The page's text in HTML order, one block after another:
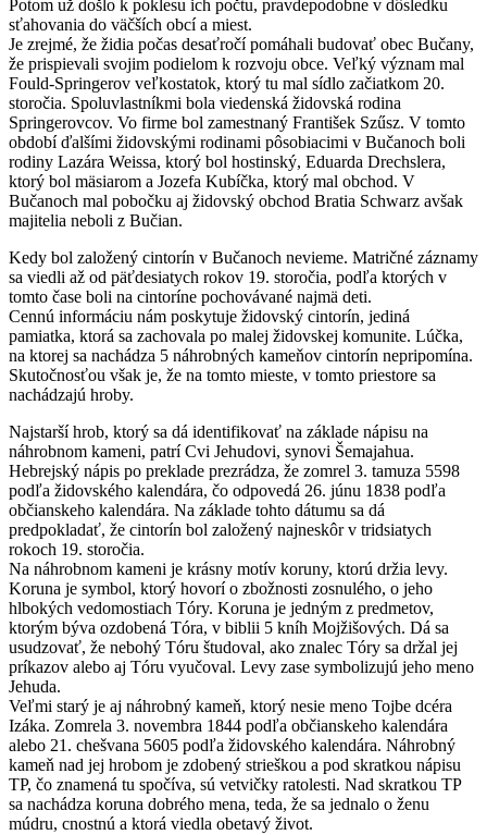
Potom už došlo k poklesu ich počtu, pravdepodobne v dôsledku
sťahovania do väčších obcí a miest.
Je zrejmé, že židia počas desaťročí pomáhali budovať obec Bučany,
že prispievali svojim podielom k rozvoju obce. Veľký význam mal
Fould-Springerov veľkostatok, ktorý tu mal sídlo začiatkom 20.
storočia. Spoluvlastníkmi bola viedenská židovská rodina
Springerovcov. Vo firme bol zamestnaný František Szűsz. V tomto
období ďalšími židovskými rodinami pôsobiacimi v Bučanoch boli
rodiny Lazára Weissa, ktorý bol hostinský, Eduarda Drechslera,
ktorý bol mäsiarom a Jozefa Kubíčka, ktorý mal obchod. V
Bučanoch mal pobočku aj židovský obchod Bratia Schwarz avšak
majitelia neboli z Bučian.
Kedy bol založený cintorín v Bučanoch nevieme. Matričné záznamy
sa viedli až od päťdesiatych rokov 19. storočia, podľa ktorých v
tomto čase boli na cintoríne pochovávané najmä deti.
Cennú informáciu nám poskytuje židovský cintorín, jediná
pamiatka, ktorá sa zachovala po malej židovskej komunite. Lúčka,
na ktorej sa nachádza 5 náhrobných kameňov cintorín nepripomína.
Skutočnosťou však je, že na tomto mieste, v tomto priestore sa
nachádzajú hroby.
Najstarší hrob, ktorý sa dá identifikovať na základe nápisu na
náhrobnom kameni, patrí Cvi Jehudovi, synovi Šemajahua.
Hebrejský nápis po preklade prezrádza, že zomrel 3. tamuza 5598
podľa židovského kalendára, čo odpovedá 26. júnu 1838 podľa
občianskeho kalendára. Na základe tohto dátumu sa dá
predpokladať, že cintorín bol založený najneskôr v tridsiatych
rokoch 19. storočia.
Na náhrobnom kameni je krásny motív koruny, ktorú držia levy.
Koruna je symbol, ktorý hovorí o zbožnosti zosnulého, o jeho
hlbokých vedomostiach Tóry. Koruna je jedným z predmetov,
ktorým býva ozdobená Tóra, v biblii 5 kníh Mojžišových. Dá sa
usudzovať, že nebohý Tóru študoval, ako znalec Tóry sa držal jej
príkazov alebo aj Tóru vyučoval. Levy zase symbolizujú jeho meno
Jehuda.
Veľmi starý je aj náhrobný kameň, ktorý nesie meno Tojbe dcéra
Izáka. Zomrela 3. novembra 1844 podľa občianskeho kalendára
alebo 21. chešvana 5605 podľa židovského kalendára. Náhrobný
kameň nad jej hrobom je zdobený strieškou a pod skratkou nápisu
TP, čo znamená tu spočíva, sú vetvičky ratolesti. Nad skratkou TP
sa nachádza koruna dobrého mena, teda, že sa jednalo o ženu
múdru, cnostnú a ktorá viedla obetavý život.